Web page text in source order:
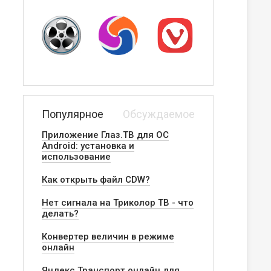
Популярное Обсуждаемое
Приложение Глаз.ТВ для ОС
Android: установка и
использование
Как открыть файл CDW?
Нет сигнала на Триколор ТВ - что
делать?
Конвертер величин в режиме
онлайн